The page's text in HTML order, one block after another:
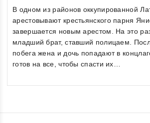
В одном из районов оккупированной
арестовывают крестьянского парня
завершается новым арестом. На это
младший брат, ставший полицаем.
побега жена и дочь попадают в
готов на все, чтобы спасти их…